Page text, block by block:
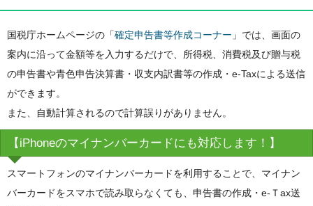
国税庁ホームページの「確定申告書等作成コーナー 」では、画面の
案内に沿って金額等を入力するだけで、所得税、消費税及び贈与税
の申告書や青色申告決算書・収支内訳書等の作成・e-Taxによる送信
ができます。
また、自動計算されるので計算誤りがありません。
【iPhoneのマイナンバーカードにも対応します！】
スマートフォンのマイナンバーカードを利用することで、マイナン
バーカードをスマホで読み取らなくても、申告書の作成・e-Ｔax送